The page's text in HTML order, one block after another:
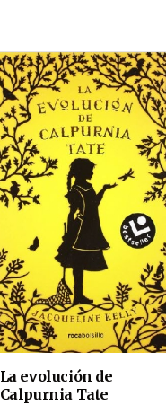
La evolución de
Calpurnia Tate